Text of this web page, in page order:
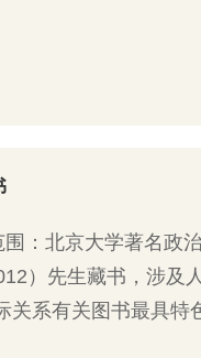
围：北京大学著名政
）先生藏书，涉及
关系有关图书最具特